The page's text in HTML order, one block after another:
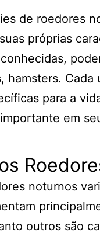
de roedores
próprias
hamsters. Cada
para a
em
noturnos
outros são